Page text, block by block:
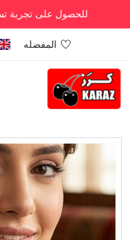
للحصول على تجربة
المفضله